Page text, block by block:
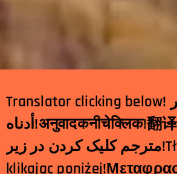
Translator clicking below! الترجمة النقر
أدناه!अनुवादकनीचेक्लिक!翻
مترجم کلیک کردن در زیر!Tłumacz
klikając